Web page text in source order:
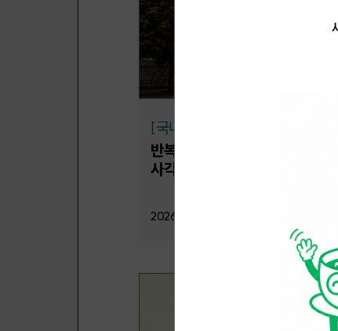
[국내동향]
반복되는 쿠팡 화재, 물류센터 안
사각지대
2026.07.28